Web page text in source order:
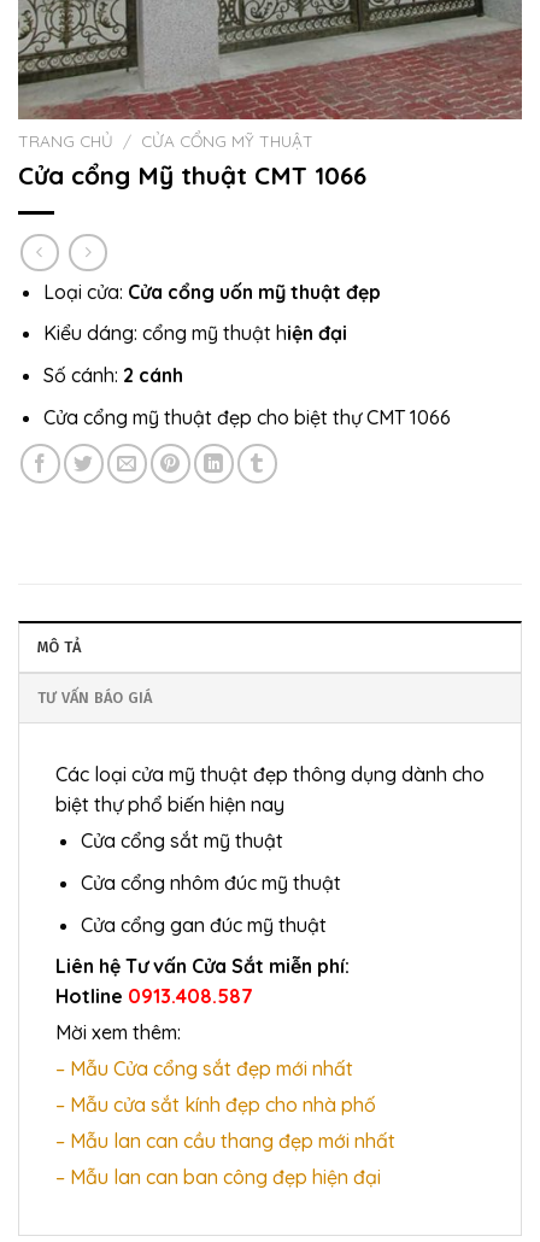
TRANG CHỦ / CỬA CỔNG MỸ THUẬT
Cửa cổng Mỹ thuật CMT 1066
Loại cửa: Cửa cổng uốn mỹ thuật đẹp
Kiểu dáng: cổng mỹ thuật hiện đại
Số cánh: 2 cánh
Cửa cổng mỹ thuật đẹp cho biệt thự CMT 1066
MÔ TẢ
TƯ VẤN BÁO GIÁ
Các loại cửa mỹ thuật đẹp thông dụng dành cho
biệt thự phổ biến hiện nay
Cửa cổng sắt mỹ thuật
Cửa cổng nhôm đúc mỹ thuật
Cửa cổng gan đúc mỹ thuật
Liên hệ Tư vấn Cửa Sắt miễn phí:
Hotline 0913.408.587
Mời xem thêm:
– Mẫu Cửa cổng sắt đẹp mới nhất
– Mẫu cửa sắt kính đẹp cho nhà phố
– Mẫu lan can cầu thang đẹp mới nhất
– Mẫu lan can ban công đẹp hiện đại